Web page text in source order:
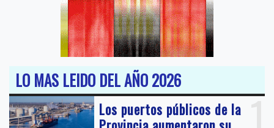
LO MAS LEIDO DEL AÑO 2026
1
Los puertos públicos de la